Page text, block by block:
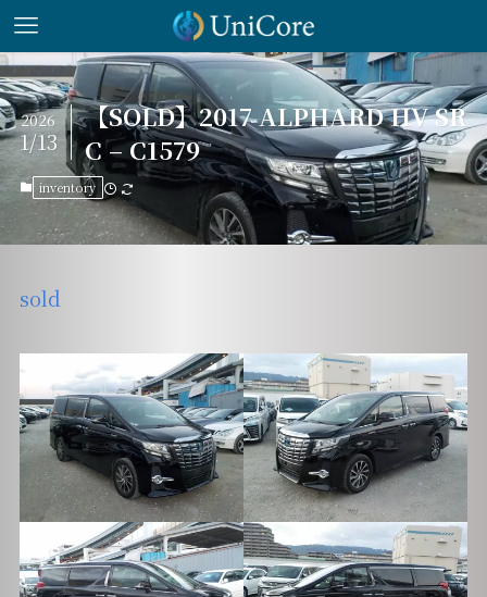
【SOLD】2017 ALPHARD HV SR
C – C1579
2026
1/13
inventory
sold